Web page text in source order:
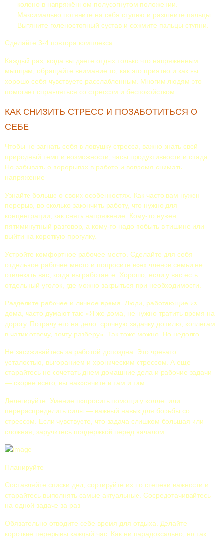
колено в напряжённом полусогнутом положении.
Максимально потяните на себя ступню и разогните пальцы.
Вытяните голеностопный сустав и сожмите пальцы ступни.
Сделайте 3-4 повтора комплекса
Каждый раз, когда вы даете отдых только что напряженным
мышцам, обращайте внимание то, как это приятно и как вы
хорошо себя чувствуете расслабленным. Многим людям это
помогает справляться со стрессом и беспокойством
КАК СНИЗИТЬ СТРЕСС И ПОЗАБОТИТЬСЯ О
СЕБЕ
Чтобы не загнать себя в ловушку стресса, важно знать свой
природный темп и возможности, часы продуктивности и спада.
Не забывать о перерывах в работе и вовремя снимать
напряжение
Узнайте больше о своих особенностях. Как часто вам нужен
перерыв, во сколько закончить работу, что нужно для
концентрации, как снять напряжение. Кому-то нужен
пятиминутный разговор, а кому-то надо побыть в тишине или
выйти на короткую прогулку.
Устройте комфортное рабочее место. Сделайте для себя
отдельное рабочее место и попросите всех членов семьи не
отвлекать вас, когда вы работаете. Хорошо, если у вас есть
отдельный уголок, где можно закрыться при необходимости.
Разделите рабочее и личное время. Люди, работающие из
дома, часто думают так: «Я же дома, не нужно тратить время на
дорогу. Потрачу его на дело: срочную задачку допилю, коллегам
в чатик отвечу, почту разберу». Так тоже можно. Но недолго.
Не засиживайтесь за работой допоздна. Это чревато
усталостью, выгоранием и хроническим стрессом. А еще
старайтесь не сочетать днем домашние дела и рабочие задачи
— скорее всего, вы накосячите и там и там.
Делегируйте. Умение попросить помощи у коллег или
перераспределить силы — важный навык для борьбы со
стрессом. Если чувствуете, что задача слишком большая или
сложная, заручитесь поддержкой перед началом.
Планируйте
Составляйте списки дел, сортируйте их по степени важности и
старайтесь выполнять самые актуальные. Сосредотачивайтесь
на одной задаче за раз
Обязательно отводите себе время для отдыха. Делайте
короткие перерывы каждый час. Как ни парадоксально, но так